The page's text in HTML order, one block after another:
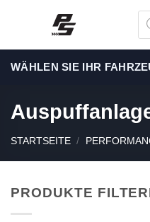
springen
WÄHLEN SIE IHR
STARTSEITE /
PRODUKTE